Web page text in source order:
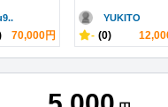
70,000円
YUKITO
- (0)